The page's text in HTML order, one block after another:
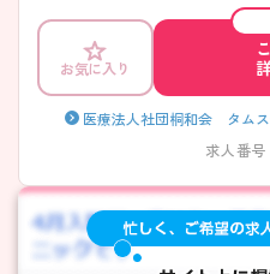
り整っており、安定した環境の中で働き
ある方は、お気軽にご相談ください
お気に入り
医療法人社団桐和会 タム
求人番号